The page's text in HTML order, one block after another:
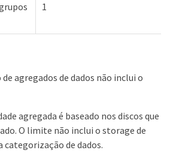
1
agregados de dados não inclui o
agregada é baseado nos discos que
O limite não inclui o storage de
categorização de dados.